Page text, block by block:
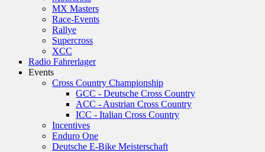
MX Masters
Race-Events
Rallye
Supercross
XCC
Radio Fahrerlager
Events
Cross Country Championship
GCC - Deutsche Cross Country
ACC - Austrian Cross Country
ICC - Italian Cross Country
Incentives
Enduro One
Deutsche E-Bike Meisterschaft